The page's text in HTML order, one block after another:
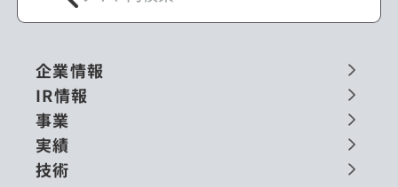
企業情報
IR情報
事業
実績
技術